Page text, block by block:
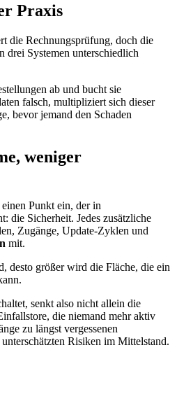
Praxis
die Rechnungsprüfung, doch die
drei Systemen unterschiedlich
ab und bucht sie
falsch, multipliziert sich dieser
bevor jemand den Schaden
weniger
Punkt ein, der in
die Sicherheit. Jedes zusätzliche
Zugänge, Update-Zyklen und
mit.
desto größer wird die Fläche, die ein
senkt also nicht allein die
die niemand mehr aktiv
zu längst vergessenen
Risiken im Mittelstand.